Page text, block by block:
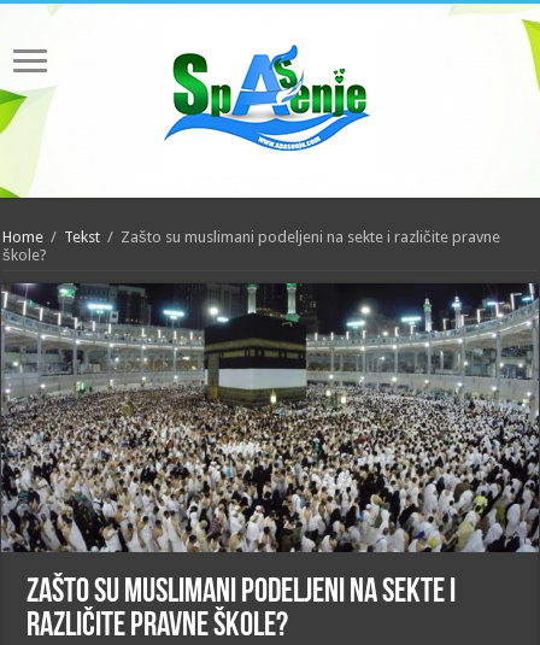
Home / Tekst / Zašto su muslimani podeljeni na sekte i različite pravne
škole?
Zašto su muslimani podeljeni na sekte i
različite pravne škole?